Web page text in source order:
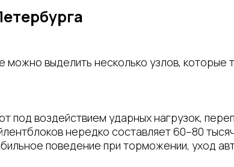
выделить несколько узлов, которые
под воздействием ударных нагрузок,
нередко составляет 60–80
поведение при торможении, уход